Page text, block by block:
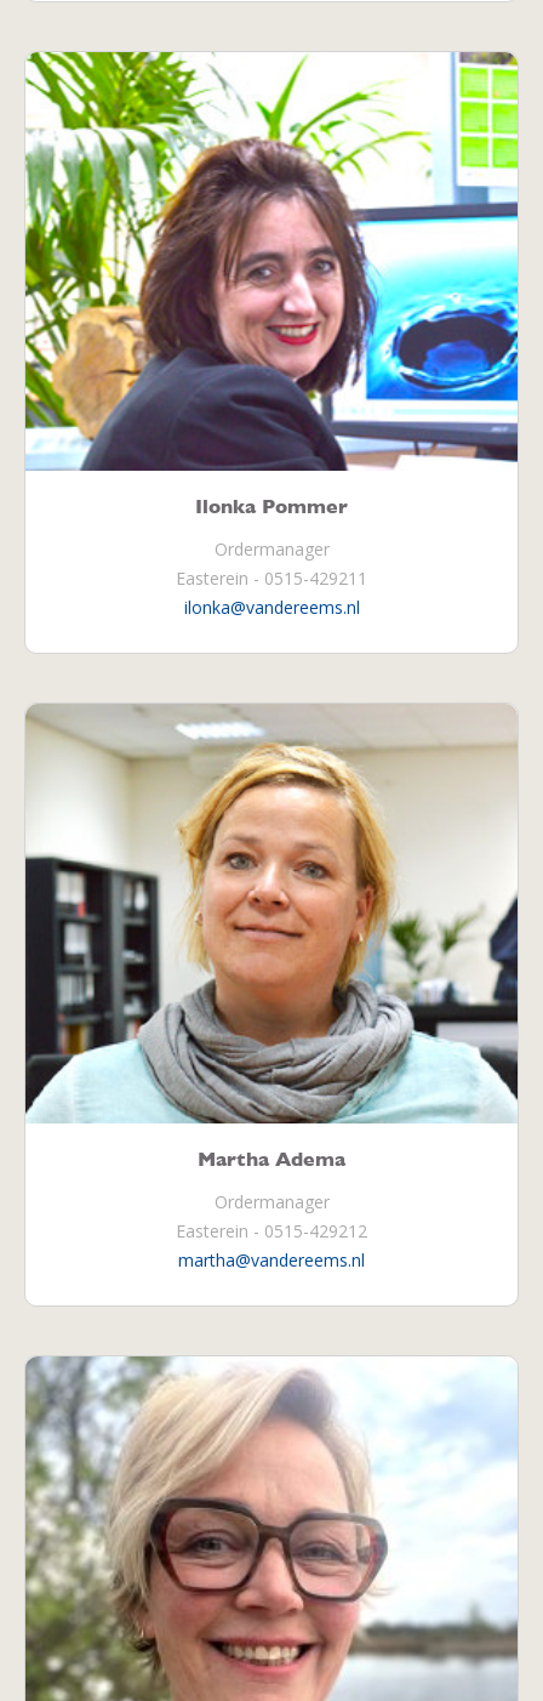
Ilonka Pommer
Ordermanager
Easterein - 0515-429211
ilonka@vandereems.nl
Martha Adema
Ordermanager
Easterein - 0515-429212
martha@vandereems.nl